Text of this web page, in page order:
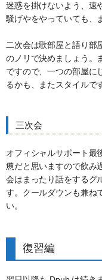
迷惑を掛けないよう、速
騒げやをやっていても、
二次会は歌部屋と語り部
のノリで決めましょう。
ですので、一つの部屋に
るかも、またスタイルで
三次会
オフィシャルサポート最
憊だと思いますので飲み
会はまったり話をするグ
す。クールダウンも兼ね
い。
復習編